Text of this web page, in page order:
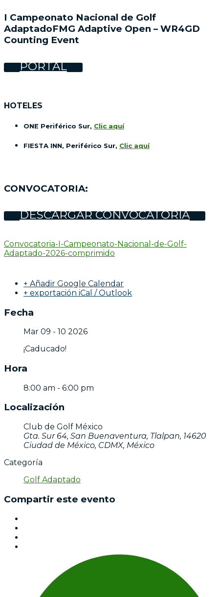
I Campeonato Nacional de Golf
AdaptadoFMG Adaptive Open – WR4GD
Counting Event
PORTAL
HOTELES
ONE Periférico Sur, Clic aquí
FIESTA INN, Periférico Sur, Clic aquí
CONVOCATORIA:
DESCARGAR CONVOCATORIA
Convocatoria-I-Campeonato-Nacional-de-Golf-
Adaptado-2026-comprimido
+ Añadir Google Calendar
+ exportación iCal / Outlook
Fecha
Mar 09 - 10 2026
¡Caducado!
Hora
8:00 am - 6:00 pm
Localización
Club de Golf México
Gta. Sur 64, San Buenaventura, Tlalpan, 14620
Ciudad de México, CDMX, México
Categoría
Golf Adaptado
Compartir este evento